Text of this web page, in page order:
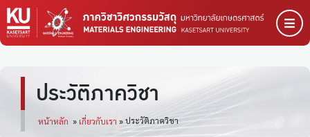
ประวัติภาควิชา
หน้าหลัก » เกี่ยวกับเรา »ประวัติภาควิชา